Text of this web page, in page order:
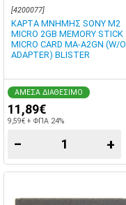
[4200077]
ΚΑΡΤΑ ΜΝΗΜΗΣ SONY M2
MICRO 2GB MEMORY STICK
MICRO CARD MA-A2GN (W/O
ADAPTER) BLISTER
ΑΜΕΣΑ ΔΙΑΘΕΣΙΜΟ
11,89€
9,59€ + ΦΠΑ 24%
− +